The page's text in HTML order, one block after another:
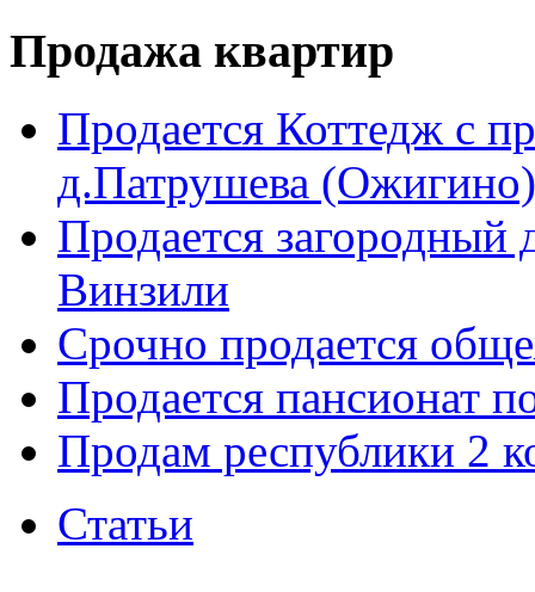
Продажа квартир
Продается Коттедж с
д.Патрушева
Продается
Винзили
Срочно продается
Продается пансионат
Продам республики 2
Статьи